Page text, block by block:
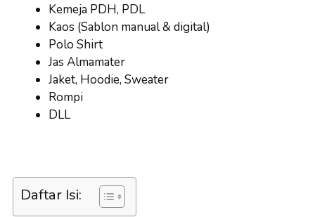
Kemeja PDH, PDL
Kaos (Sablon manual & digital)
Polo Shirt
Jas Almamater
Jaket, Hoodie, Sweater
Rompi
DLL
Daftar Isi: